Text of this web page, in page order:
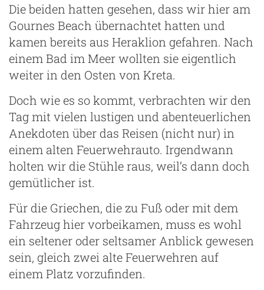
Die beiden hatten gesehen, dass wir hier am
Gournes Beach übernachtet hatten und
kamen bereits aus Heraklion gefahren. Nach
einem Bad im Meer wollten sie eigentlich
weiter in den Osten von Kreta.
Doch wie es so kommt, verbrachten wir den
Tag mit vielen lustigen und abenteuerlichen
Anekdoten über das Reisen (nicht nur) in
einem alten Feuerwehrauto. Irgendwann
holten wir die Stühle raus, weil’s dann doch
gemütlicher ist.
Für die Griechen, die zu Fuß oder mit dem
Fahrzeug hier vorbeikamen, muss es wohl
ein seltener oder seltsamer Anblick gewesen
sein, gleich zwei alte Feuerwehren auf
einem Platz vorzufinden.